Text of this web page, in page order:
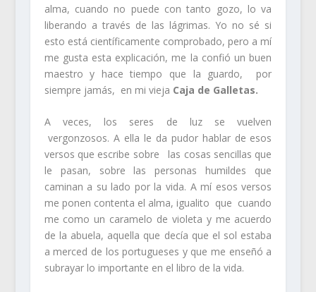
alma, cuando no puede con tanto gozo, lo va
liberando a través de las lágrimas. Yo no sé si
esto está científicamente comprobado, pero a mí
me gusta esta explicación, me la confió un buen
maestro y hace tiempo que la guardo, por
siempre jamás, en mi vieja Caja de Galletas.
A veces, los seres de luz se vuelven
vergonzosos. A ella le da pudor hablar de esos
versos que escribe sobre las cosas sencillas que
le pasan, sobre las personas humildes que
caminan a su lado por la vida. A mí esos versos
me ponen contenta el alma, igualito que cuando
me como un caramelo de violeta y me acuerdo
de la abuela, aquella que decía que el sol estaba
a merced de los portugueses y que me enseñó a
subrayar lo importante en el libro de la vida.